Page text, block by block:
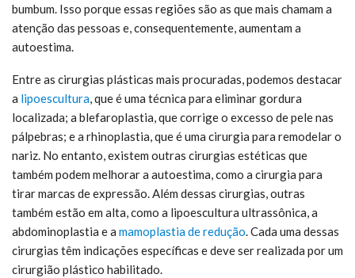
bumbum. Isso porque essas regiões são as que mais chamam a
atenção das pessoas e, consequentemente, aumentam a
autoestima.
Entre as cirurgias plásticas mais procuradas, podemos destacar
a lipoescultura, que é uma técnica para eliminar gordura
localizada; a blefaroplastia, que corrige o excesso de pele nas
pálpebras; e a rhinoplastia, que é uma cirurgia para remodelar o
nariz. No entanto, existem outras cirurgias estéticas que
também podem melhorar a autoestima, como a cirurgia para
tirar marcas de expressão. Além dessas cirurgias, outras
também estão em alta, como a lipoescultura ultrassônica, a
abdominoplastia e a mamoplastia de redução. Cada uma dessas
cirurgias têm indicações específicas e deve ser realizada por um
cirurgião plástico habilitado.